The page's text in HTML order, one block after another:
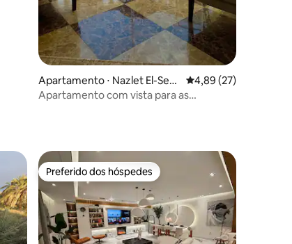
Apartamento ⋅ Nazlet El-Sem
man
4,89 de uma
4,89 (27)
Apartamento com vista para as
Preferido dos hóspedes
Preferido dos hóspedes